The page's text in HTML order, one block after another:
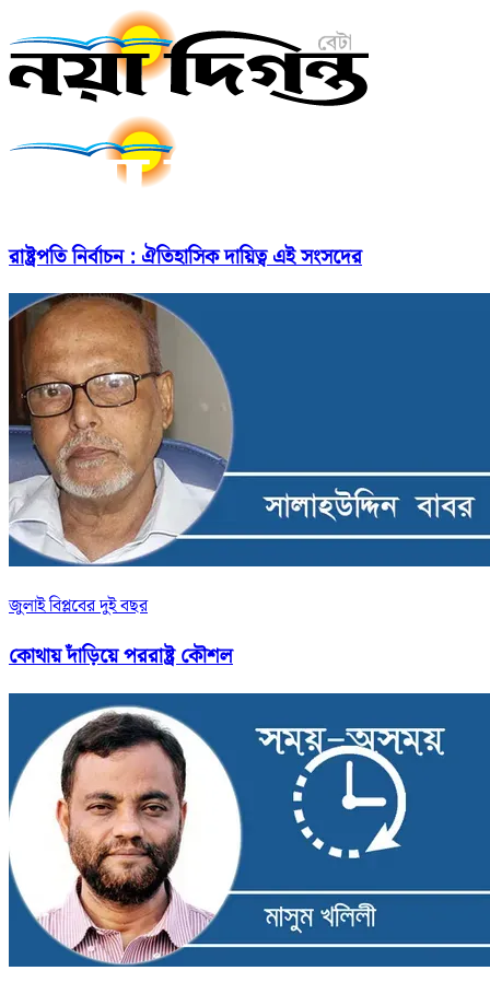
রাষ্ট্রপতি নির্বাচন : ঐতিহাসিক দায়িত্ব এই সংসদের
জুলাই বিপ্লবের দুই বছর
কোথায় দাঁড়িয়ে পররাষ্ট্র কৌশল